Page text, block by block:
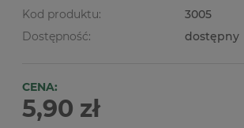
Kod produktu:
3005
Dostępność:
dostępny
CENA:
5,90 zł